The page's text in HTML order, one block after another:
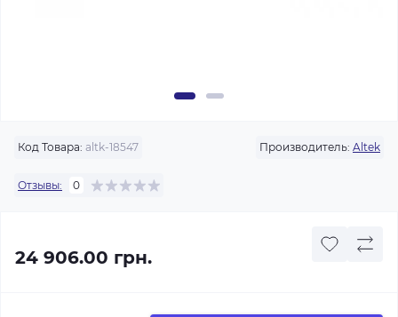
Код Товара: altk-18547 Производитель: Altek
Отзывы: 0
24 906.00 грн.